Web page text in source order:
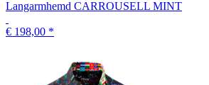
Langarmhemd CARROUSELL MINT
€ 198,00 *